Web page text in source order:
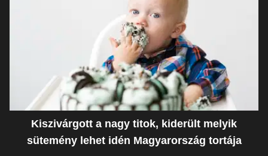
Kiszivárgott a nagy titok, kiderült melyik
sütemény lehet idén Magyarország tortája